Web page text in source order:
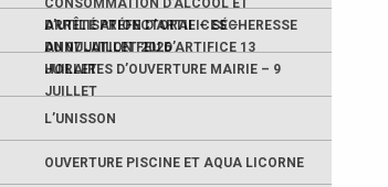
CONSOMMATION D’ALCOOL ET
D’UTILISATION D’ARTIFICES –
ANNULATION FEU D’ARTIFICE 13
JUILLET
ARRÊTÉ PRÉFECTORAL – SÉCHERESSE
DU 07 JUILLET 2026
HORAIRES D’OUVERTURE MAIRIE – 9
JUILLET
L’UNISSON
OUVERTURE PISCINE ET AQUA LICORNE